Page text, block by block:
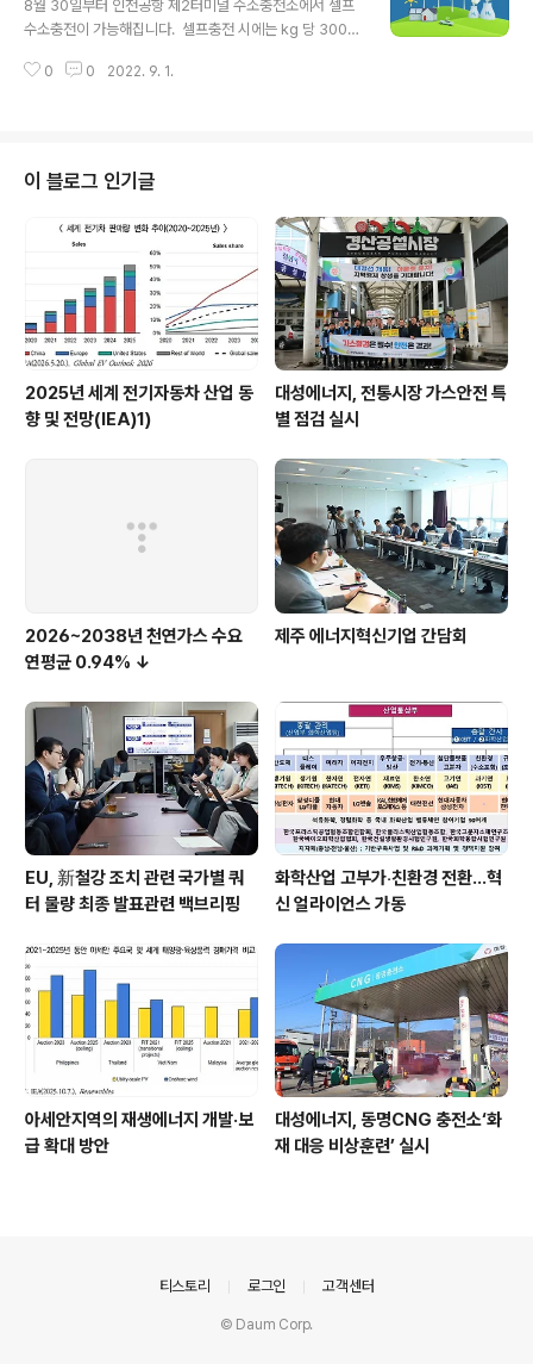
2024년 완공될 예정입니다. ​ 이 장관은 착공식 축사를 통해 1단계 동굴처분시
8월 30일부터 인천공항 제2터미널 수소충전소에서 셀프
수소충전이 가능해집니다. ​ 셀프충전 시에는 kg 당 300~
00~2000원이 할인되는 것입니다. ​ 그동안 우리나라에서
히 제기돼 온 이유입니다. 이에 따라 산업통상자원부는 지
난해 12월 규제샌드박스 승인을 거쳐 안전관리 규정, 안전
장치 및 충전제어 프로그램 개발 등을 완료해 이날부터 일
반 국민이 참여하는 셀프충전 실증을 본격 개시하는 것입
니다. ​ 산업부는 아울러 안전성을 확보하면서 기업 활동도
촉진할 수 있는 19개 ..
0 0 2022. 9. 1.
이 블로그 인기글
2025년 세계 전기자동차 산업 동
향 및 전망(IEA)1)
대성에너지, 전통시장 가스안전 특
별 점검 실시
2026~2038년 천연가스 수요
연평균 0.94% ↓
제주 에너지혁신기업 간담회
EU, 新철강 조치 관련 국가별 쿼
터 물량 최종 발표관련 백브리핑
화학산업 고부가‧친환경 전환…혁
신 얼라이언스 가동
아세안지역의 재생에너지 개발·보
급 확대 방안
대성에너지, 동명CNG 충전소‘화
재 대응 비상훈련’ 실시
티스토리 로그인 고객센터
© Daum Corp.